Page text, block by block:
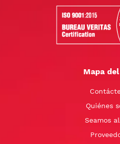
Mapa
Quiénes
Seamos